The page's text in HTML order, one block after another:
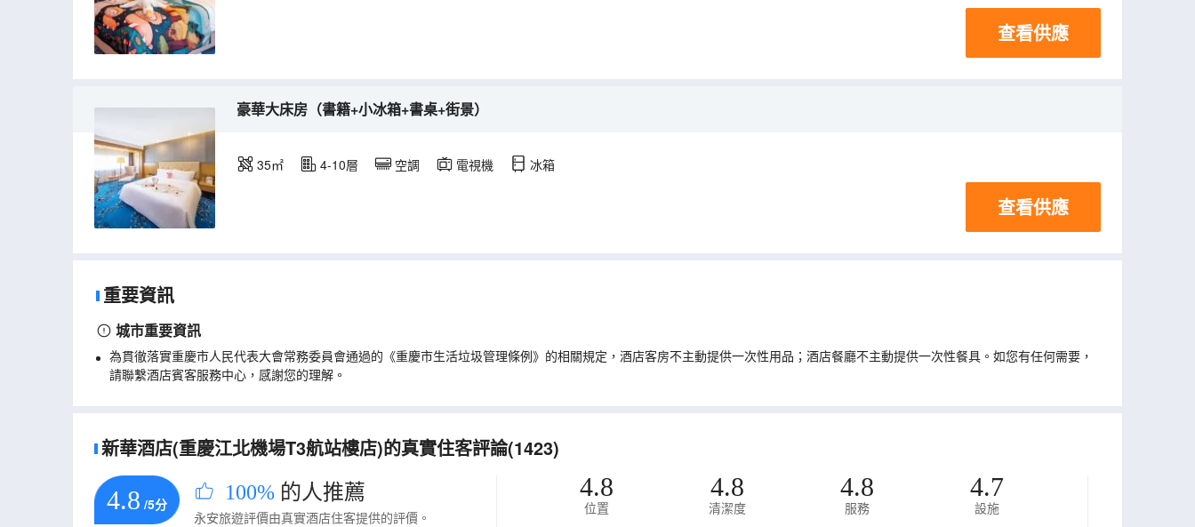
查看供應
豪華大床房（書籍+小冰箱+書桌+街景）
35㎡ 4-10層 空調 電視機 冰箱
查看供應
重要資訊
城市重要資訊
為貫徹落實重慶市人民代表大會常務委員會通過的《重慶市生活垃圾管理條例》的相關規定，酒店客房不主動提供一次性用品；酒店餐廳不主動提供一次性餐具。如您有任何需要，
請聯繫酒店賓客服務中心，感謝您的理解。
新華酒店(重慶江北機場T3航站樓店)的真實住客評論(1423)
4.8 /5分 100% 的人推薦
永安旅遊評價由真實酒店住客提供的評價。
4.8
位置
4.8
清潔度
4.8
服務
4.7
設施